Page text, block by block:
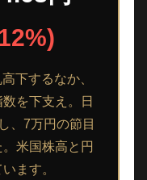
下するなか、
を下支え。日
、7万円の節目
米国株高と円
ます。